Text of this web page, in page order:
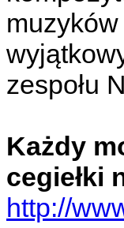
zespołu
Każdy
cegiełki
http://